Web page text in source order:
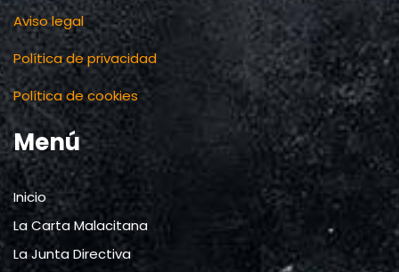
Aviso legal
Política de privacidad
Política de cookies
Menú
Inicio
La Carta Malacitana
La Junta Directiva